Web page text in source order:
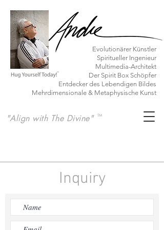
Evolutionärer Künstler
Spiritueller Ingenieur
Multimedia-Architekt
Der Spirit Box Schöpfer
Entdecker des Lebendigen Bildes
Mehrdimensionale & Metaphysische Kunst
"Align with The Divine" TM
Inquiry